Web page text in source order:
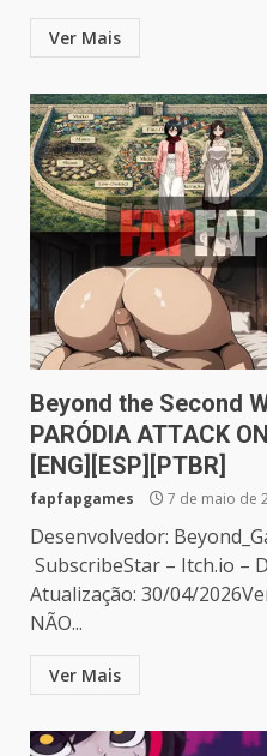
Ver Mais
Beyond the Second
PARÓDIA ATTACK
[ENG][ESP][PTBR]
fapfapgames 7 de maio de
Desenvolvedor:
SubscribeStar – Itch.io –
Atualização: 30/04/
NÃO...
Ver Mais